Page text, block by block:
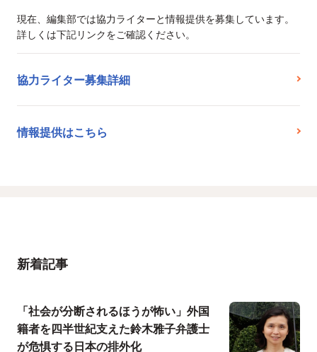
現在、編集部では協力ライターと情報提供を募集しています。
詳しくは下記リンクをご確認ください。
協力ライター募集詳細
情報提供はこちら
新着記事
「社会が分断されるほうが怖い」外国
籍者を四半世紀支えた鈴木雅子弁護士
が危惧する日本の排外化